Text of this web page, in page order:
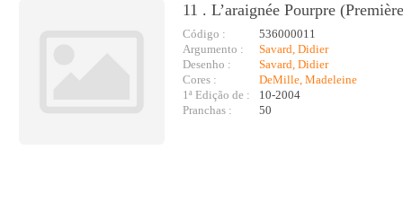
11 . L’araignée Pourpre
Código :
536000011
Argumento :
Savard, Didier
Desenho :
Savard, Didier
Cores :
DeMille, Madeleine
1ª Edição de :
10-2004
Pranchas :
50